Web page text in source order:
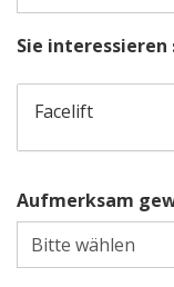
Sie
Facelift
Aufmerksam